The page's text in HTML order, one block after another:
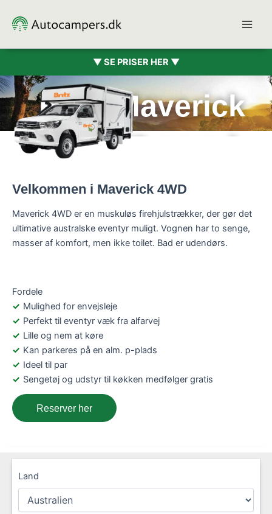
▼ SE PRISER HER ▼
Britz Maverick
4WD (2 pers.)
Velkommen i Maverick 4WD
Maverick 4WD er en muskuløs firehjulstrækker, der gør det
ultimative australske eventyr muligt. Vognen har to senge,
masser af komfort, men ikke toilet. Bad er udendørs.
Fordele
Mulighed for envejsleje
Perfekt til eventyr væk fra alfarvej
Lille og nem at køre
Kan parkeres på en alm. p-plads
Ideel til par
Sengetøj og udstyr til køkken medfølger gratis
Reserver her
Land